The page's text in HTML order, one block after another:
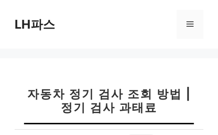
LH파스 메
자동차 정기 검사 조회 방법 |
정기 검사 과태료